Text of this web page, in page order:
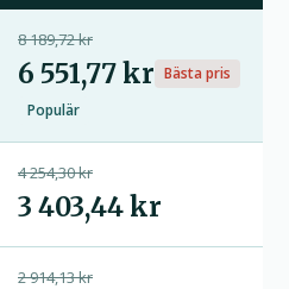
8 189,72 kr
6 551,77 kr Bästa pris
Populär
4 254,30 kr
3 403,44 kr
2 914,13 kr